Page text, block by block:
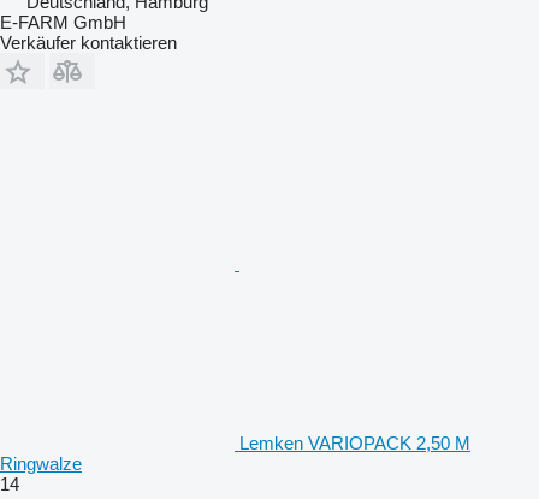
E-FARM GmbH
Verkäufer kontaktieren
Lemken VARIOPACK 2,50 M
Ringwalze
14